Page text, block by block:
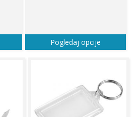
Pogledaj opcije